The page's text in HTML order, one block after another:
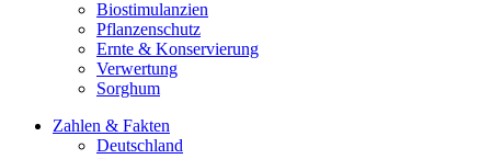
Biostimulanzien
Pflanzenschutz
Ernte & Konservierung
Verwertung
Sorghum
Zahlen & Fakten
Deutschland